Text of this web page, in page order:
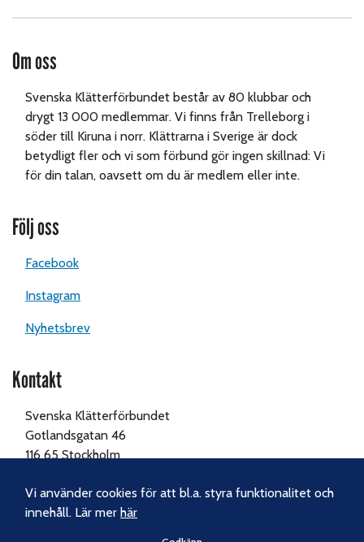
Om oss
Svenska Klätterförbundet består av 80 klubbar och
drygt 13 000 medlemmar. Vi finns från Trelleborg i
söder till Kiruna i norr. Klättrarna i Sverige är dock
betydligt fler och vi som förbund gör ingen skillnad: Vi
för din talan, oavsett om du är medlem eller inte.
Följ oss
Facebook
Instagram
Nyhetsbrev
Kontakt
Svenska Klätterförbundet
Gotlandsgatan 46
116 65 Stockholm
Tel: 070-238 69 46
E-post: kansliet@klatterforbundet.rf.se
Vi använder cookies för att bl.a. styra funktionalitet och
innehåll. Lär merhär